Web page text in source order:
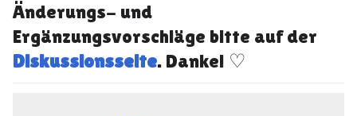
Änderungs- und
Ergänzungsvorschläge bitte auf der
Diskussionsseite. Danke! ♡